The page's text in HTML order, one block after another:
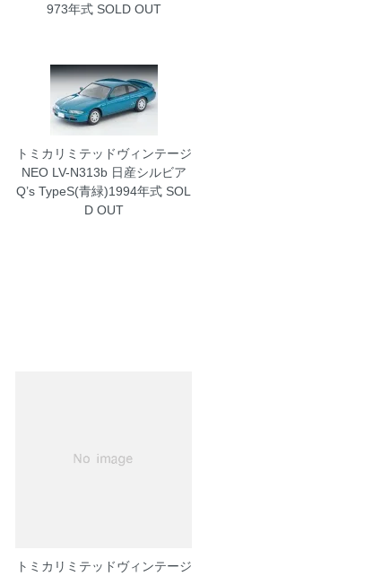
973年式SOLD OUT
トミカリミテッドヴィンテージ
NEO LV-N313b 日産シルビア
Q’s TypeS(青緑)1994年式 SOL
D OUT
トミカリミテッドヴィンテージ